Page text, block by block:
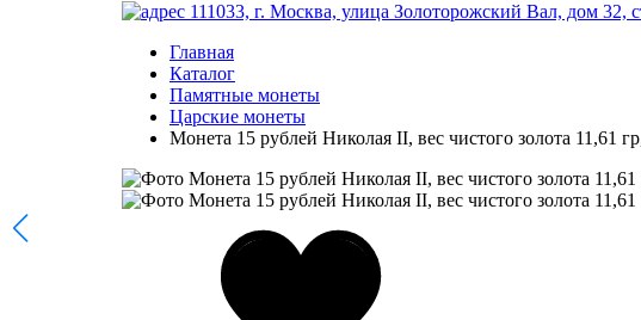
111033, г. Москва, улица Золоторожский Вал, дом
Главная
Каталог
Памятные монеты
Царские монеты
Монета 15 рублей Николая II, вес чистого золота 11,61